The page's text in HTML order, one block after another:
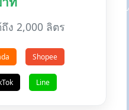
ง 2,000 ลิตร
Shopee
Line